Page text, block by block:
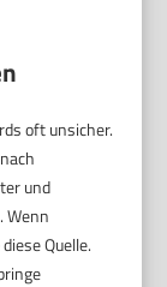
oft unsicher.
und
Wenn
Quelle.